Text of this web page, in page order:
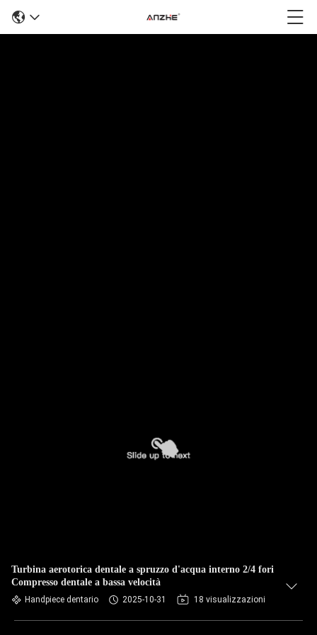
Turbina aerotorica dentale a spruzzo d'acqua interno 2/4 fori
Compresso dentale a bassa velocità
Handpiece dentario 2025-10-31 18 visualizzazioni